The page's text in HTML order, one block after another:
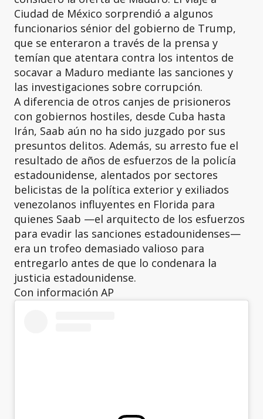
Ciudad de México sorprendió a algunos
funcionarios sénior del gobierno de Trump,
que se enteraron a través de la prensa y
temían que atentara contra los intentos de
socavar a Maduro mediante las sanciones y
las investigaciones sobre corrupción.
A diferencia de otros canjes de prisioneros
con gobiernos hostiles, desde Cuba hasta
Irán, Saab aún no ha sido juzgado por sus
presuntos delitos. Además, su arresto fue el
resultado de años de esfuerzos de la policía
estadounidense, alentados por sectores
belicistas de la política exterior y exiliados
venezolanos influyentes en Florida para
quienes Saab —el arquitecto de los esfuerzos
para evadir las sanciones estadounidenses—
era un trofeo demasiado valioso para
entregarlo antes de que lo condenara la
justicia estadounidense.
Con información AP